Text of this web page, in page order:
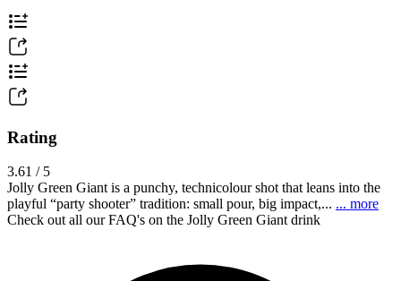
Rating
3.61 / 5
Jolly Green Giant is a punchy, technicolour shot that leans into the
playful “party shooter” tradition: small pour, big impact,... ... more
Check out all our FAQ's on the Jolly Green Giant drink